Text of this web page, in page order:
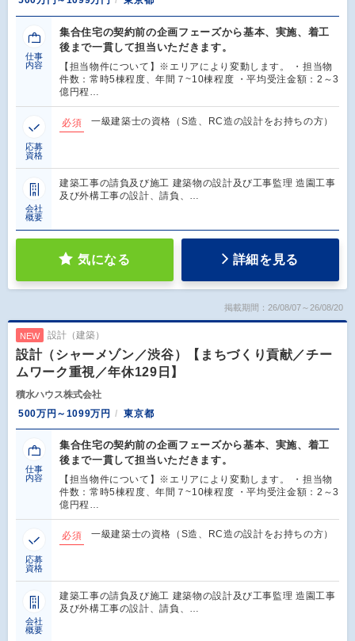
仕事
内容
集合住宅の契約前の企画フェーズから基本、実施、着工
後まで一貫して担当いただきます。
【担当物件について】※エリアにより変動します。 ・担当物
件数：常時5棟程度、年間７~10棟程度 ・平均受注金額：2～3
億円程…
応募
資格
必須 一級建築士の資格（S造、RC造の設計をお持ちの方）
会社
概要
建築工事の請負及び施工 建築物の設計及び工事監理 造園工事
及び外構工事の設計、請負、…
気になる 詳細を見る
掲載期間：26/08/07～26/08/20
NEW 設計（建築）
設計（シャーメゾン／渋谷）【まちづくり貢献／チー
ムワーク重視／年休129日】
積水ハウス株式会社
500万円～1099万円
東京都
仕事
内容
集合住宅の契約前の企画フェーズから基本、実施、着工
後まで一貫して担当いただきます。
【担当物件について】※エリアにより変動します。 ・担当物
件数：常時5棟程度、年間７~10棟程度 ・平均受注金額：2～3
億円程…
応募
資格
必須 一級建築士の資格（S造、RC造の設計をお持ちの方）
会社
概要
建築工事の請負及び施工 建築物の設計及び工事監理 造園工事
及び外構工事の設計、請負、…